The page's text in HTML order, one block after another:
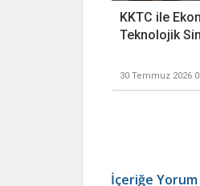
KKTC ile
Teknolojik
30 Temmuz 2026
İçeriğe